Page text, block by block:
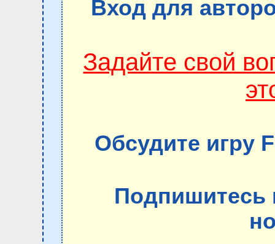
Вход для
Задайте свой
Обсудите игру
Подпишитесь